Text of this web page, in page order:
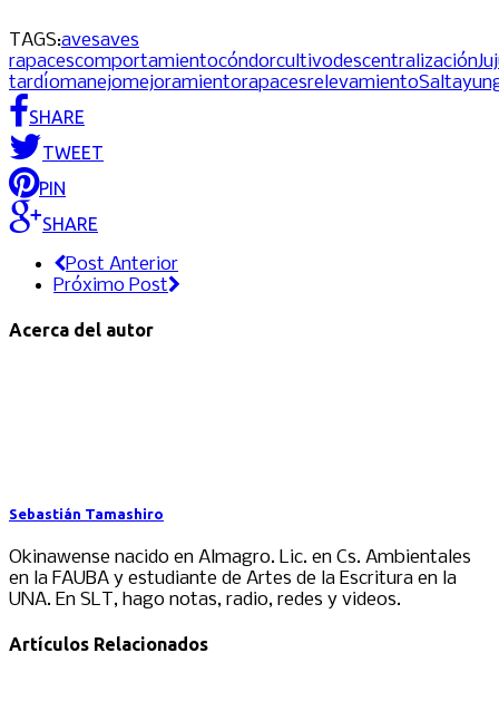
TAGS:avesaves
rapacescomportamientocóndorcultivodescentralización
tardíomanejomejoramientorapacesrelevamientoSalta
SHARE
TWEET
PIN
SHARE
Post Anterior
Próximo Post
Acerca del autor
Sebastián Tamashiro
Okinawense nacido en Almagro. Lic. en Cs. Ambientales
en la FAUBA y estudiante de Artes de la Escritura en la
UNA. En SLT, hago notas, radio, redes y videos.
Artículos Relacionados